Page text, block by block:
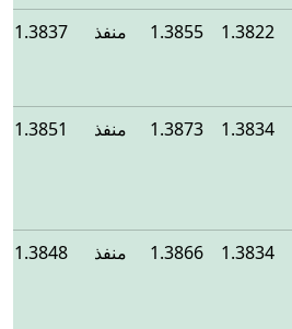
1.3822
1.3855 منفذ 1.3837
1.3834
1.3873 منفذ 1.3851
1.3834
1.3866 منفذ 1.3848